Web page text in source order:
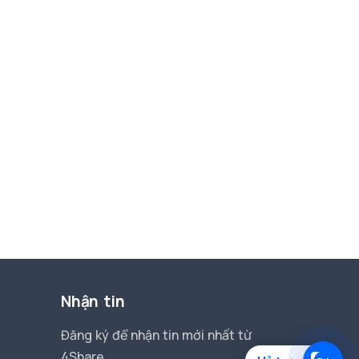
Nhận tin
Đăng ký để nhận tin mới nhất từ